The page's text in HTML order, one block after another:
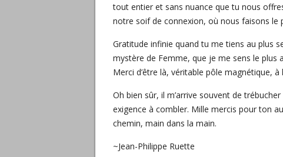
tout entier et sans nuance que tu nous
notre soif de connexion, où nous faisons le
Gratitude infinie quand tu me tiens au plus
mystère de Femme, que je me sens le
Merci d’être là, véritable pôle magnétique,
Oh bien sûr, il m’arrive souvent de
exigence à combler. Mille mercis pour ton
chemin, main dans la main.
~Jean-Philippe Ruette